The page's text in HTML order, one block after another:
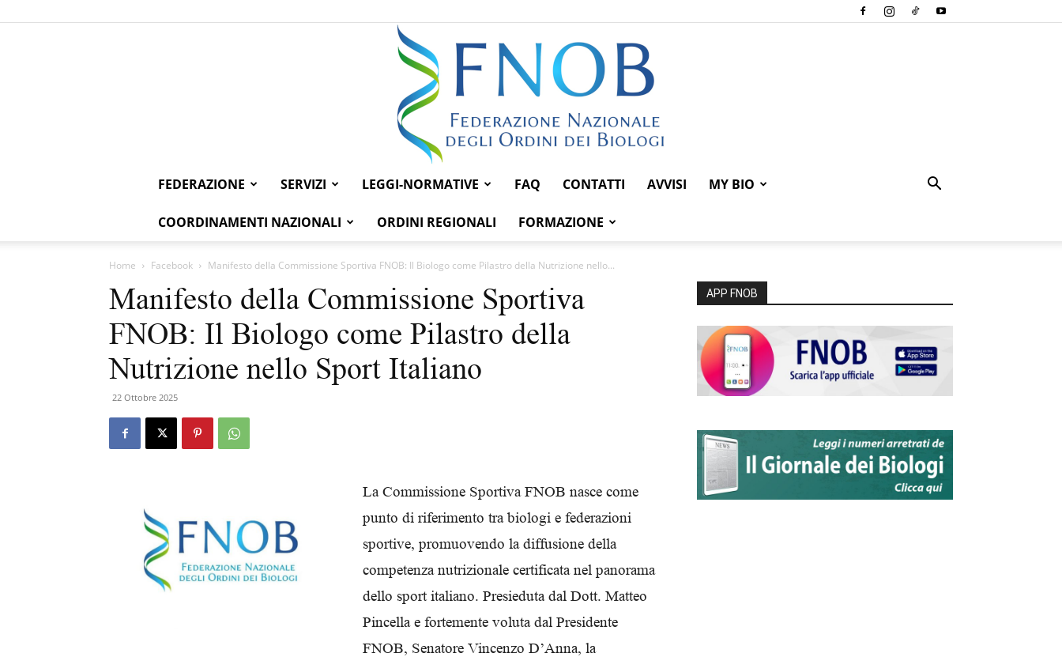
Federazione
Ordini
dei
FEDERAZIONE SERVIZI LEGGI-NORMATIVE FAQ CONTATTI AVVISI MY BIO
COORDINAMENTI NAZIONALI ORDINI REGIONALI FORMAZIONE
Home Facebook Manifesto della Commissione Sportiva FNOB: Il Biologo come Pilastro della Nutrizione nello...
Manifesto della Commissione Sportiva
FNOB: Il Biologo come Pilastro della
Nutrizione nello Sport Italiano
22 Ottobre 2025
La Commissione Sportiva FNOB nasce come
punto di riferimento tra biologi e federazioni
sportive, promuovendo la diffusione della
competenza nutrizionale certificata nel panorama
dello sport italiano. Presieduta dal Dott. Matteo
Pincella e fortemente voluta dal Presidente
FNOB, Senatore Vincenzo D’Anna, la
APP FNOB